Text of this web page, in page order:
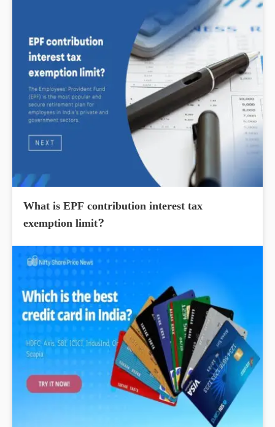
What is EPF contribution interest tax
exemption limit?